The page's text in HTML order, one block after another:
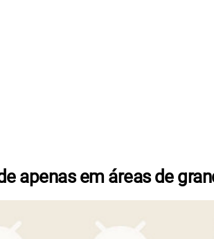
apenas em áreas de